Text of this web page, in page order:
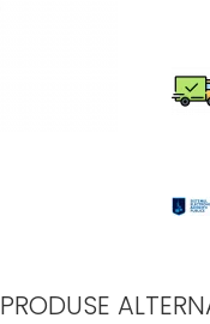
PRODUSE